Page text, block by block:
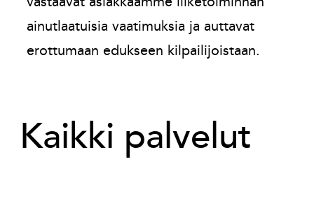
ainutlaatuisia vaatimuksia ja auttavat
erottumaan edukseen kilpailijoistaan.
Kaikki palvelut